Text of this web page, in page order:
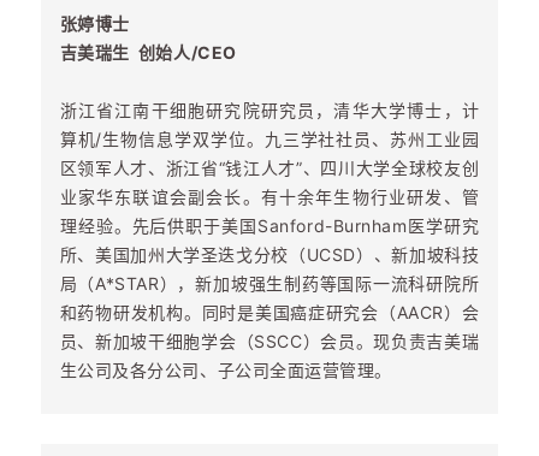
张婷博士
吉美瑞生 创始人/CEO
浙江省江南干细胞研究院研究员，清华大学博士，计
算机/生物信息学双学位。九三学社社员、苏州工业园
区领军人才、浙江省“钱江人才”、四川大学全球校友创
业家华东联谊会副会长。有十余年生物行业研发、管
理经验。先后供职于美国Sanford-Burnham医学研究
所、美国加州大学圣迭戈分校（UCSD）、新加坡科技
局（A*STAR），新加坡强生制药等国际一流科研院所
和药物研发机构。同时是美国癌症研究会（AACR）会
员、新加坡干细胞学会（SSCC）会员。现负责吉美瑞
生公司及各分公司、子公司全面运营管理。